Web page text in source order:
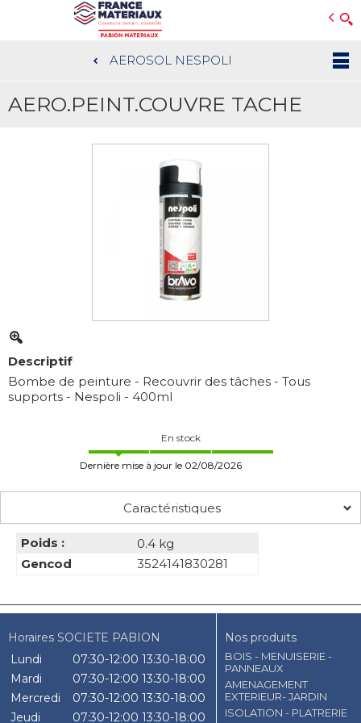
contenu
AEROSOL NESPOLI
AERO.PEINT.COUVRE TACHE
Descriptif
Bombe de peinture - Recouvrir des tâches - Tous
supports - Nespoli - 400ml
En stock
Dernière mise à jour le 02/08/2026
Caractéristiques
Poids :
0.4 kg
Gencod
3524141830281
Horaires SOCIETE PABION
Lundi
07:30-12:00 13:30-18:00
Mardi
07:30-12:00 13:30-18:00
Mercredi
07:30-12:00 13:30-18:00
Jeudi
07:30-12:00 13:30-18:00
Nos produits
BOIS - MENUISERIE -
PANNEAUX
AMENAGEMENT
EXTERIEUR- JARDIN
ISOLATION - PLATRERIE